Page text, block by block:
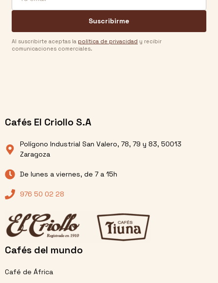
Suscribirme
Al suscribirte aceptas la política de privacidad y recibir
comunicaciones comerciales.
Cafés El Criollo S.A
Polígono Industrial San Valero, 78, 79 y 83, 50013
Zaragoza
De lunes a viernes, de 7 a 15h
976 50 02 28
Cafés del mundo
Café de África